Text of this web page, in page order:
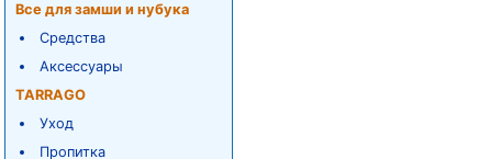
Все для замши и нубука
Средства
Аксессуары
TARRAGO
Уход
Пропитка